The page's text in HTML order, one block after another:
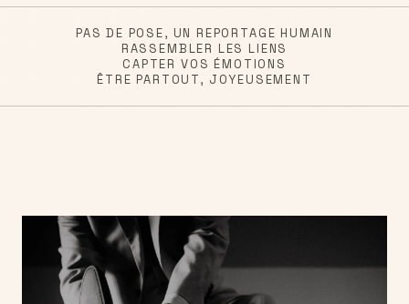
PAS DE POSE, UN REPORTAGE HUMAIN
RASSEMBLER LES LIENS
CAPTER VOS ÉMOTIONS
ÊTRE PARTOUT, JOYEUSEMENT